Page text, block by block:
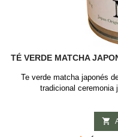
TÉ VERDE MATCHA
Te verde matcha japonés
tradicional ceremonia
